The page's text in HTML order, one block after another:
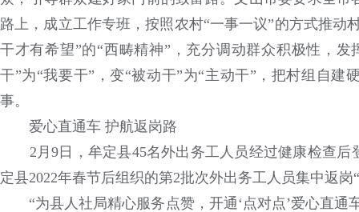
路上，成立工作专班，按照农村“一事一议”的方式推动
干才有希望”的“西畴精神”，充分调动群众积极性，
干”为“我要干”，变“被动干”为“主动干”，把村组自
事。
爱心直通车 护航返岗路
2月9日，牟定县45名外出务工人员经过健康检查后
定县2022年春节后组织的第2批次外出务工人员集中返岗
“为县人社局精心服务点赞，开通‘点对点’爱心直通